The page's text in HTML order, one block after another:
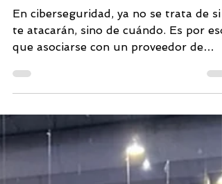
Response
En ciberseguridad, ya no se trata de si
te atacarán, sino de cuándo. Es por eso
que asociarse con un proveedor de
servicios de Detección...